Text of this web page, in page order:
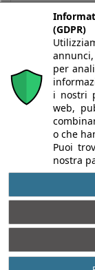
Chi siamo
Infobuild è testata
© 2000-2026
(GDPR)
per
i nostri
web,
o che
Puoi
nostra